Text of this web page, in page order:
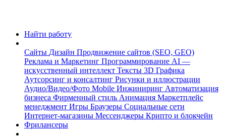
Найти работу
Сайты Дизайн Продвижение сайтов (SEO, GEO)
Реклама и Маркетинг Программирование AI —
искусственный интеллект Тексты 3D Графика
Аутсорсинг и консалтинг Рисунки и иллюстрации
Аудио/Видео/Фото Mobile Инжиниринг Автоматизация
бизнеса Фирменный стиль Анимация Маркетплейс
менеджмент Игры Браузеры Социальные сети
Интернет-магазины Мессенджеры Крипто и блокчейн
Фрилансеры